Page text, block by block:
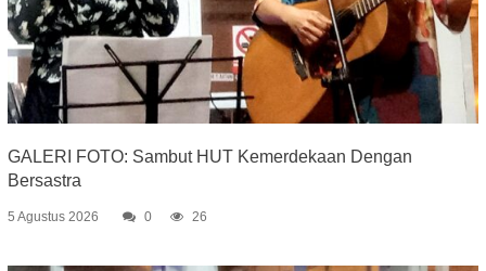
GALERI FOTO: Sambut HUT Kemerdekaan Dengan
Bersastra
5 Agustus 2026 0 26